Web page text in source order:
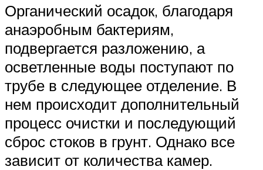
Органический осадок, благодаря
анаэробным бактериям,
подвергается разложению, а
осветленные воды поступают по
трубе в следующее отделение. В
нем происходит дополнительный
процесс очистки и последующий
сброс стоков в грунт. Однако все
зависит от количества камер.